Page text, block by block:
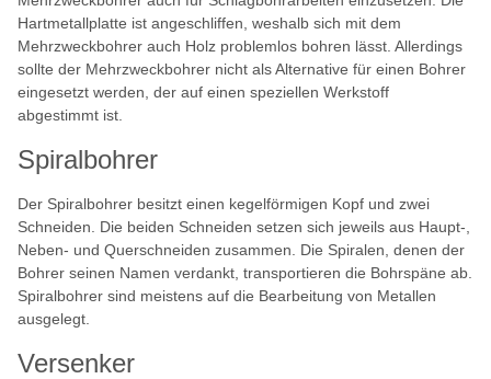
Hartmetallplatte ist angeschliffen, weshalb sich mit dem
Mehrzweckbohrer auch Holz problemlos bohren lässt. Allerdings
sollte der Mehrzweckbohrer nicht als Alternative für einen Bohrer
eingesetzt werden, der auf einen speziellen Werkstoff
abgestimmt ist.
Spiralbohrer
Der Spiralbohrer besitzt einen kegelförmigen Kopf und zwei
Schneiden. Die beiden Schneiden setzen sich jeweils aus Haupt-,
Neben- und Querschneiden zusammen. Die Spiralen, denen der
Bohrer seinen Namen verdankt, transportieren die Bohrspäne ab.
Spiralbohrer sind meistens auf die Bearbeitung von Metallen
ausgelegt.
Versenker